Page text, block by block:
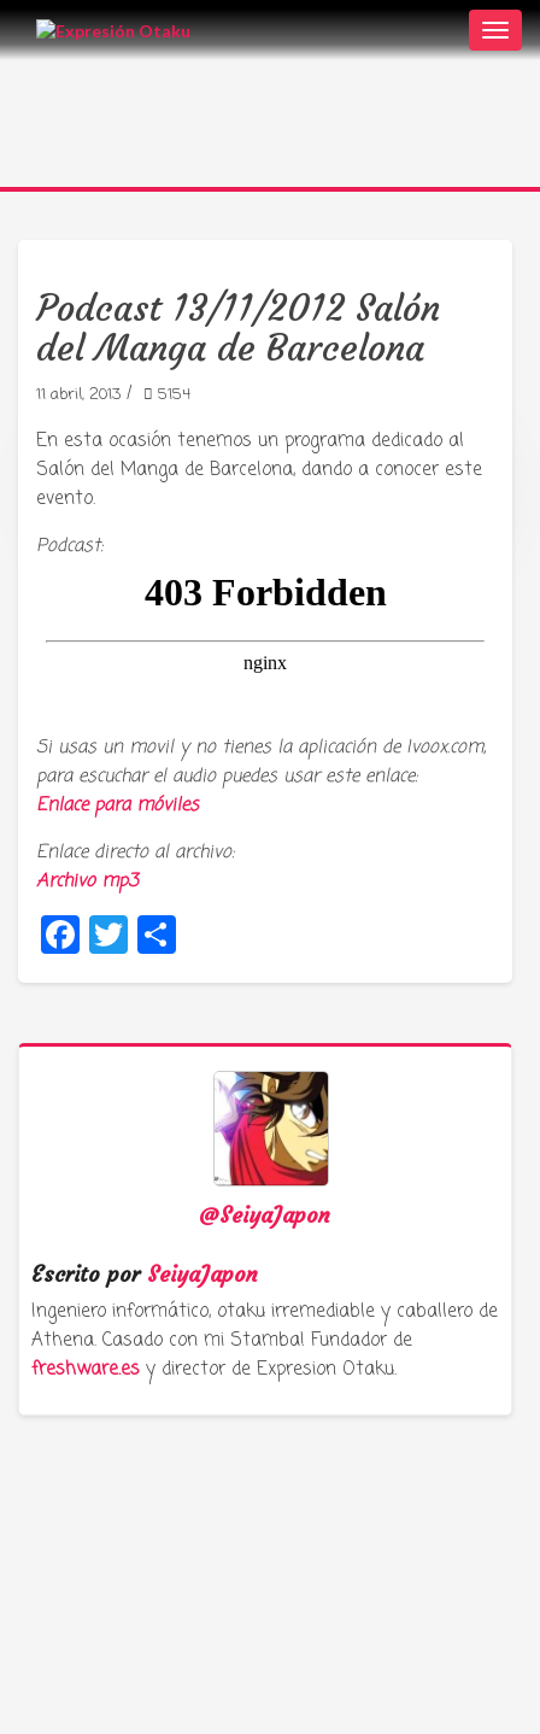
Tu radio y podcast sobre manga,
Podcast 13/11/2012 Salón
del Manga de Barcelona
11 abril, 2013 / 5154
En esta ocasión tenemos un programa dedicado al
Salón del Manga de Barcelona, dando a conocer este
evento.
Podcast:
Si usas un movil y no tienes la aplicación de Ivoox.com,
para escuchar el audio puedes usar este enlace:
Enlace para móviles
Enlace directo al archivo:
Archivo mp3
Facebook
Twitter
@SeiyaJapon
Escrito por SeiyaJapon
Ingeniero informático, otaku irremediable y caballero de
Athena. Casado con mi Stamba! Fundador de
freshware.es y director de Expresion Otaku.